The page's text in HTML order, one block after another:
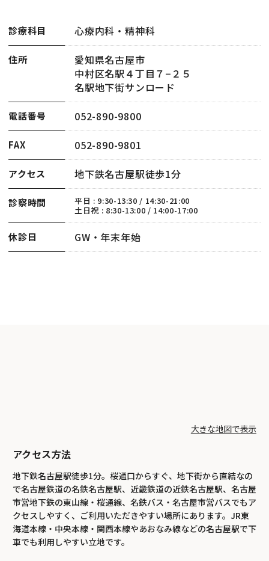
診療科目 心療内科・精神科
住所
愛知県名古屋市
中村区名駅４丁目７−２５
名駅地下街サンロード
電話番号 052-890-9800
FAX 052-890-9801
アクセス 地下鉄名古屋駅徒歩1分
診察時間
平日 : 9:30-13:30 / 14:30-21:00
土日祝 : 8:30-13:00 / 14:00-17:00
休診日 GW・年末年始
アクセス方法
地下鉄名古屋駅徒歩1分。桜通口からすぐ、地下街から直結なの
で名古屋鉄道の名鉄名古屋駅、近畿鉄道の近鉄名古屋駅、名古屋
市営地下鉄の東山線・桜通線、名鉄バス・名古屋市営バスでもア
クセスしやすく、ご利用いただきやすい場所にあります。JR東
海道本線・中央本線・関西本線やあおなみ線などの名古屋駅で下
車でも利用しやすい立地です。
大きな地図で表示